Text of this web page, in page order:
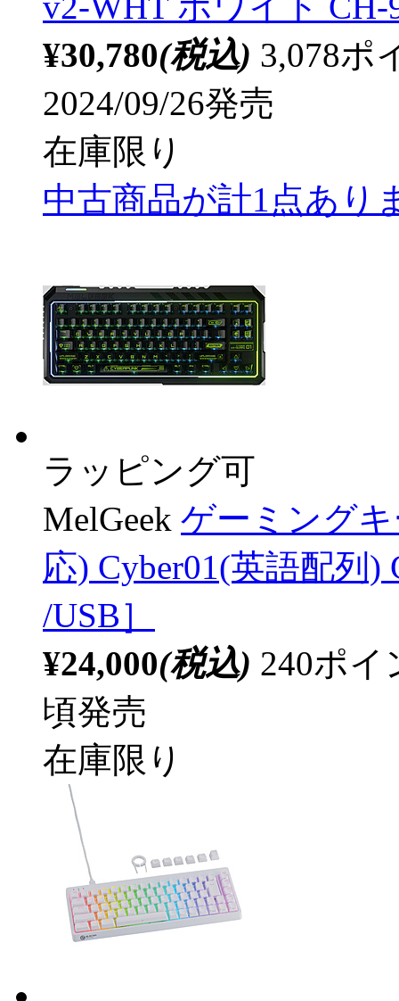
¥30,780(税込) 3,078ポ
2024/09/26発売
在庫限り
中古商品が計1点あり
ラッピング可
MelGeek ゲーミング
応) Cyber01(英語配列)
/USB］
¥24,000(税込) 240ポ
頃発売
在庫限り